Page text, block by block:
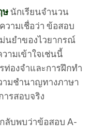
ษ นักเรียนจำนวน
วามเชื่อว่า ข้อสอบ
นยำของไวยากรณ์
ามเข้าใจเช่นนี้
ท่องจำและการฝึกทำ
ามชำนาญทางภาษา
ารสอบจริง
ลับพบว่าข้อสอบ A-